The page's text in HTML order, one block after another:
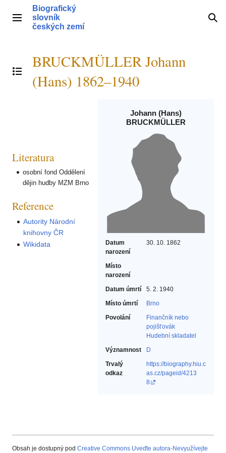
obsahHlavní menu
Biografický
slovník
českých zemí
Přepnout obsah
BRUCKMÜLLER Johann
(Hans) 1862–1940
Johann (Hans)
BRUCKMÜLLER
Datum
narození
30. 10. 1862
Místo
narození
Datum úmrtí
5. 2. 1940
Místo úmrtí
Brno
Povolání
Finančník nebo
pojišťovák‎
Hudební skladatel‎
Významnost
D
Trvalý
odkaz
https://biography.hiu.c
as.cz/pageid/4213
8
Literatura
osobní fond Oddělení
dějin hudby MZM Brno
Reference
Autority Národní
knihovny ČR
Wikidata
Obsah je dostupný pod Creative Commons Uveďte autora-Nevyužívejte